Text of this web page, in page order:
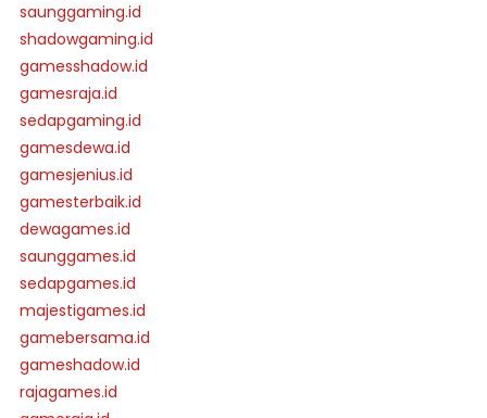
saunggaming.id
shadowgaming.id
gamesshadow.id
gamesraja.id
sedapgaming.id
gamesdewa.id
gamesjenius.id
gamesterbaik.id
dewagames.id
saunggames.id
sedapgames.id
majestigames.id
gamebersama.id
gameshadow.id
rajagames.id